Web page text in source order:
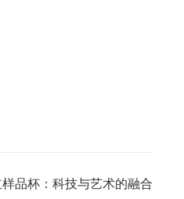
样品杯：科技与艺术的融合